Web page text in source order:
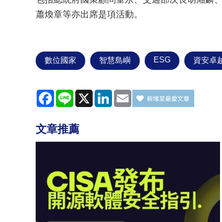
蕭煥章等亦出席是項活動。
數位國家 智慧島嶼 ESG 資安卓
Facebook
Line X LinkedInEmail
文章推薦